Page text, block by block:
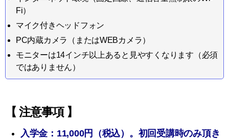
Fi）
マイク付きヘッドフォン
PC内蔵カメラ（またはWEBカメラ）
モニターは14インチ以上あると見やすくなります（必須
ではありません）
【 注意事項 】
入学金：11,000円（税込）。初回受講時のみ頂き